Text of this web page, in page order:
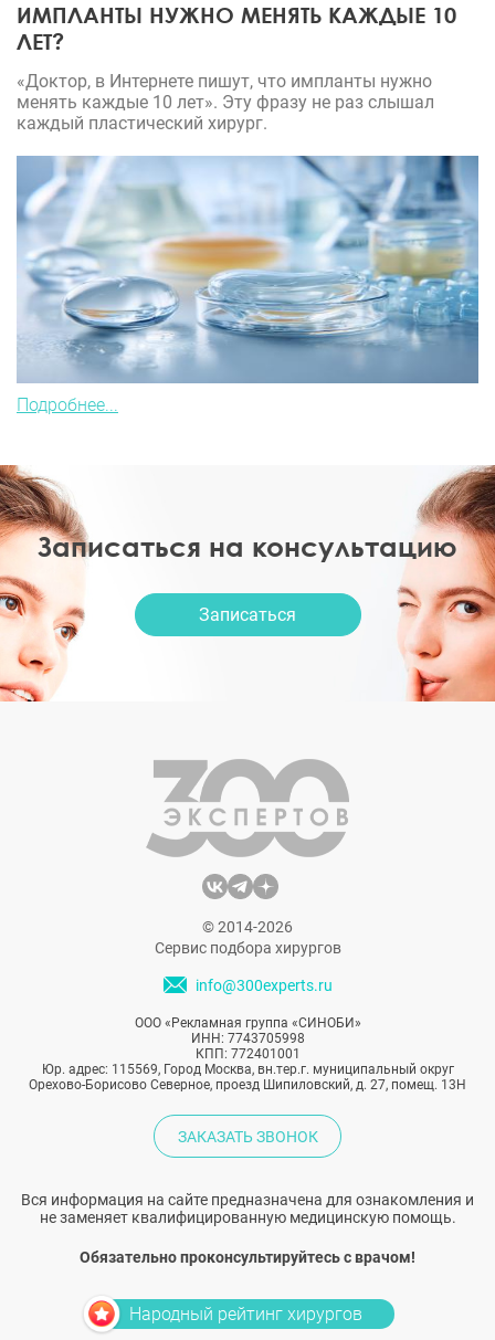
ИМПЛАНТЫ НУЖНО МЕНЯТЬ КАЖДЫЕ 10
ЛЕТ?
«Доктор, в Интернете пишут, что импланты нужно
менять каждые 10 лет». Эту фразу не раз слышал
каждый пластический хирург.
Подробнее...
Записаться на консультацию
Записаться
© 2014-2026
Сервис подбора хирургов
info@300experts.ru
ООО «Рекламная группа «СИНОБИ»
ИНН: 7743705998
КПП: 772401001
Юр. адрес: 115569, Город Москва, вн.тер.г. муниципальный округ
Орехово-Борисово Северное, проезд Шипиловский, д. 27, помещ. 13Н
ЗАКАЗАТЬ ЗВОНОК
Вся информация на сайте предназначена для ознакомления и
не заменяет квалифицированную медицинскую помощь.
Обязательно проконсультируйтесь с врачом!
Народный рейтинг хирургов